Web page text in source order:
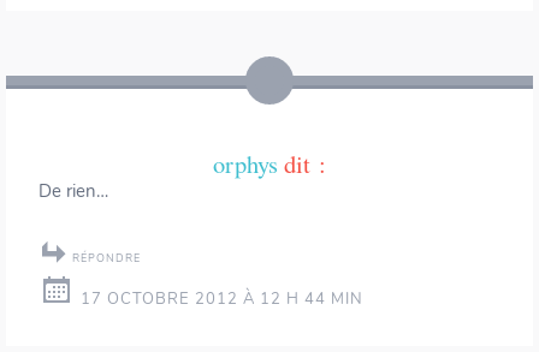
orphys dit :
De rien…
RÉPONDRE
17 OCTOBRE 2012 À 12 H 44 MIN